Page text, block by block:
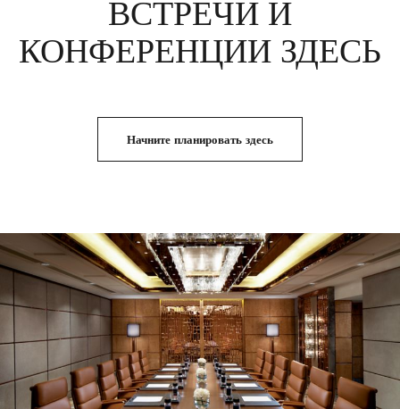
ВСТРЕЧИ И
КОНФЕРЕНЦИИ ЗДЕСЬ
Начните планировать здесь